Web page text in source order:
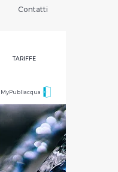
Contatti
TARIFFE
MyPubliacqua